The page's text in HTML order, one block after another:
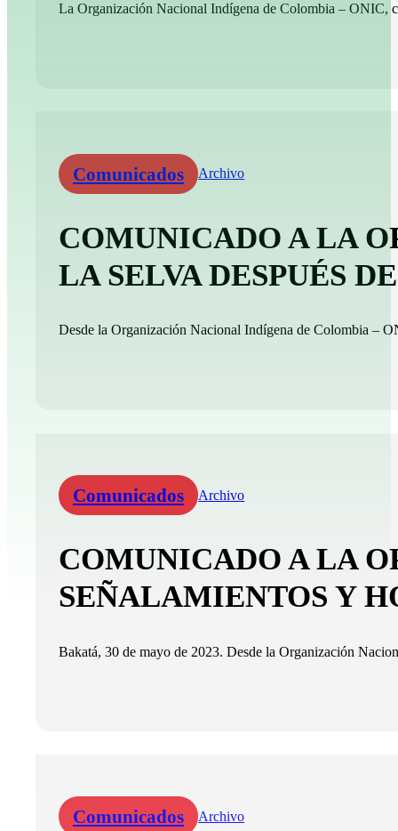
La Organización Nacional Indígena de Colombia – ONIC,
Comunicados Archivo
COMUNICADO A LA
LA SELVA DESPUÉS
Desde la Organización Nacional Indígena de Colombia –
Comunicados Archivo
COMUNICADO A LA
SEÑALAMIENTOS Y
Bakatá, 30 de mayo de 2023. Desde la Organización
Comunicados Archivo